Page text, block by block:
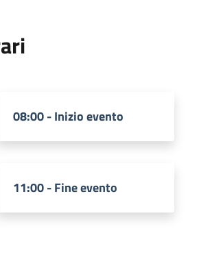
08:00 - Inizio evento
11:00 - Fine evento